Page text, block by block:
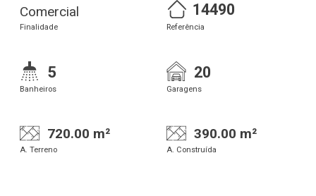
Comercial
Finalidade
14490
Referência
5
Banheiros
20
Garagens
720.00 m²
A. Terreno
390.00 m²
A. Construída